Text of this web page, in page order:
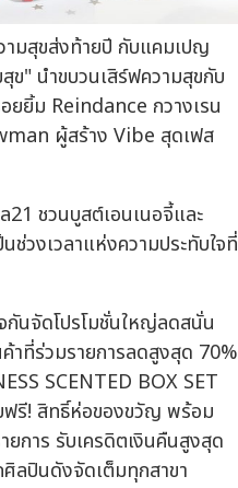
ามสุขส่งท้ายปี กับแคมเปญ
ข" นำขบวนเสิร์ฟความสุขกับ
ยิ้ม Reindance กวางเรน
ผู้สร้าง Vibe สุดเฟส
ชวนบูสต์เอนเนอจี้และ
วงเวลาแห่งความประทับใจที่
กันจัดโปรโมชั่นใหญ่ลดสนั่น
าที่ร่วมรายการลดสูงสุด 70%
SCENTED BOX SET
ฟรี! สิทธิ์ห่อของขวัญ พร้อม
การ รับเครดิตเงินคืนสูงสุด
ศิลปินดังจัดเต็มทุกสาขา